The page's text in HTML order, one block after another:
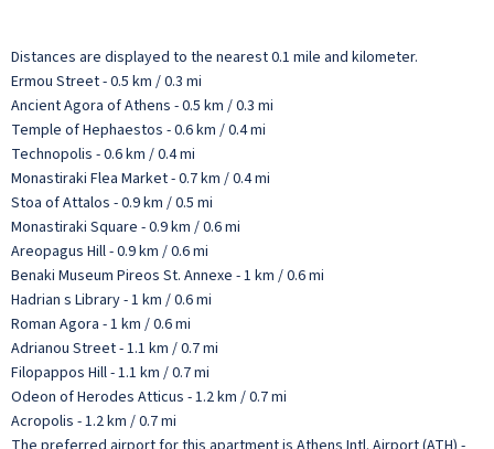
Distances are displayed to the nearest 0.1 mile and kilometer.
Ermou Street - 0.5 km / 0.3 mi
Ancient Agora of Athens - 0.5 km / 0.3 mi
Temple of Hephaestos - 0.6 km / 0.4 mi
Technopolis - 0.6 km / 0.4 mi
Monastiraki Flea Market - 0.7 km / 0.4 mi
Stoa of Attalos - 0.9 km / 0.5 mi
Monastiraki Square - 0.9 km / 0.6 mi
Areopagus Hill - 0.9 km / 0.6 mi
Benaki Museum Pireos St. Annexe - 1 km / 0.6 mi
Hadrian s Library - 1 km / 0.6 mi
Roman Agora - 1 km / 0.6 mi
Adrianou Street - 1.1 km / 0.7 mi
Filopappos Hill - 1.1 km / 0.7 mi
Odeon of Herodes Atticus - 1.2 km / 0.7 mi
Acropolis - 1.2 km / 0.7 mi